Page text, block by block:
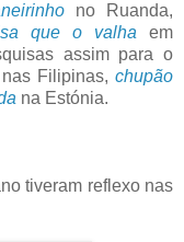
no Ruanda,
que o valha em
assim para o
Filipinas, chupão
na Estónia.
tiveram reflexo nas